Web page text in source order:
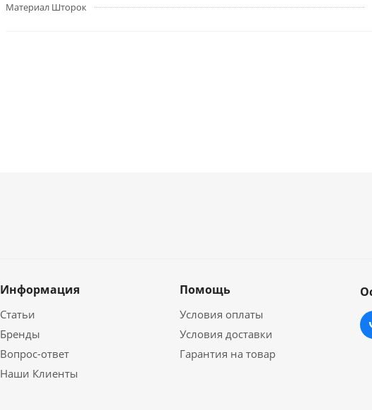
Материал Шторок
Информация
Статьи
Бренды
Вопрос-ответ
Наши Клиенты
Помощь
Условия оплаты
Условия доставки
Гарантия на товар